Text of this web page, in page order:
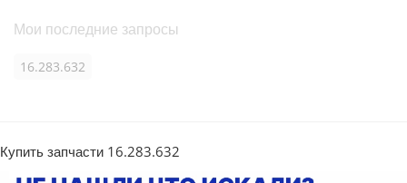
Мои последние запросы
16.283.632
Купить запчасти 16.283.632